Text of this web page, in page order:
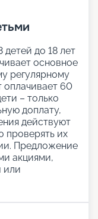
детей до 18 лет
основное
регулярному
оплачивает 60
– только
доплату,
действуют
проверять их
Предложение
акциями,
или